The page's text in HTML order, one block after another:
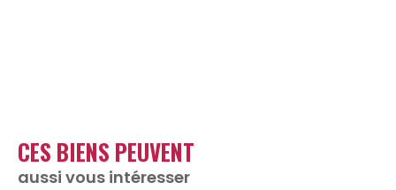
CES BIENS PEUVENT
aussi vous intéresser